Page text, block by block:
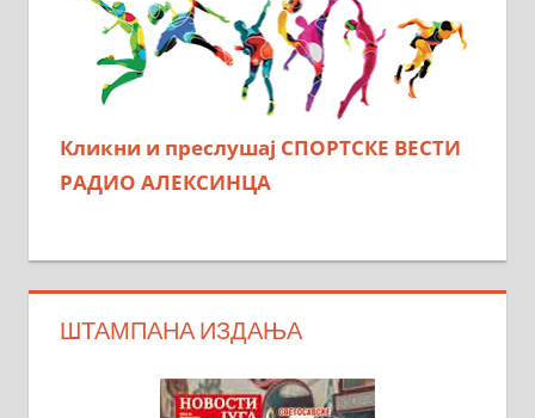
Кликни и преслушај СПОРТСКЕ ВЕСТИ
РАДИО АЛЕКСИНЦА
ШТАМПАНА ИЗДАЊА